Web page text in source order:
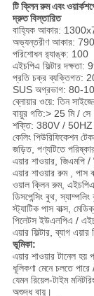
টি ক্লিন রুম এবং
দ্রুত বিস্তারিত
বাহ্যিক আকার:
অভ্যন্তরীণ আকার:
পরিশোধন র‌্যাঙ্ক: 100
এইচপিএ ফিল্টার
প্রতি চক্র ব্যক্তিগত:
SUS অগ্রভাগ: 80-
ব্লোয়ার ওয়ে: তিন
বায়ুর গতি:> 25 মি / সে
শক্তি: 380V / 50HZ
কেলিং পিউরিফিকেশন
জড়িত, পণ্যটিতে
এয়ার শাওয়ার, জিএমপি /
এয়ার শাওয়ার রুম , পাস
ওয়াল ক্লিন রুম, এইচপিএ
ডিসপেন্সিং বুথ,
স্ট্যাটিক পাস বাক্স,
পিলেটস ইউএলপিএ /
এয়ার ফিল্টার, ব্যাগ
ভূমিকা:
এয়ার শাওয়ার টানেল হয়
ধূলিকণা মেনে চলতে পারে
যেমন রিয়েল-টাইম
অশুদ্ধ বায়ু।